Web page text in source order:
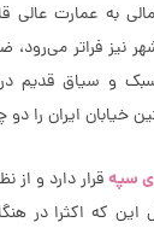
به عمارت
نیز فراتر می‌رود،
و سیاق قدیم
ایران را دو
سپهقرار دارد و از
این که اکثرا در